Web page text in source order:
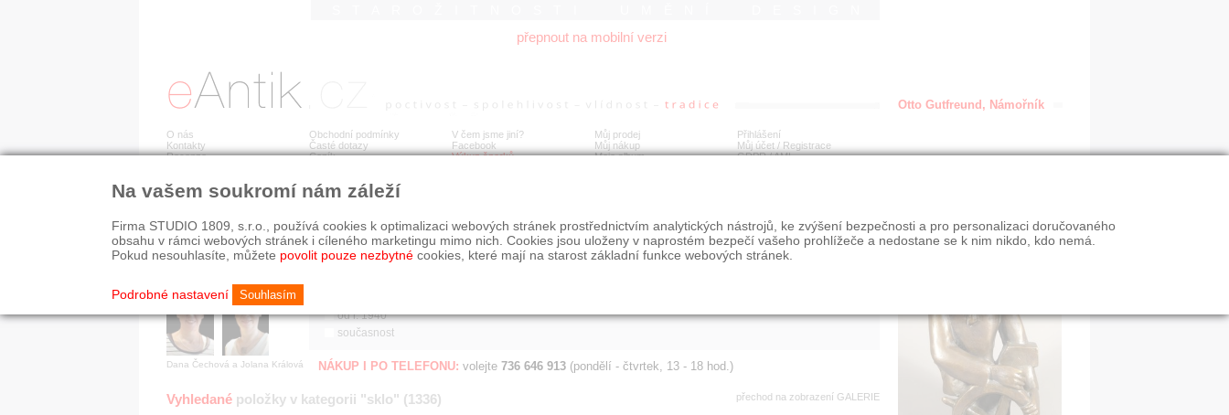
přepnout na mobilní verzi
O nás
Kontakty
Recenze
Obchodní podmínky
Časté dotazy
Ceník
V čem jsme jiní?
Facebook
Výkup šperků
Můj prodej
Můj nákup
Moje album
Přihlášení
Můj účet / Registrace
GDPR/AML
Jsme prověřená firma
Zákazníci u nás oceňují:
■ odborné zázemí
■ bezpečné prostředí
Dana Čechová a Jolana Králová
RYCHLÉ HLEDÁNÍ
HISTORICKÉ OBDOBÍ
všechno
před r. 1800
od r. 1940
současnost
STÁŘÍ NABÍDKY
všechno
jen poslední den
ŘAZENÍ
nejnovější napřed
podle cen sestupně
SLEVY
jen slevy
NÁKUP I PO TELEFONU: volejte 736 646 913 (pondělí - čtvrtek, 13 - 18 hod.)
Vyhledané položky v kategorii "sklo" (1336) přechod na zobrazení GALERIE
Otto Gutfreund, Námořník
Na vašem soukromí nám záleží
Firma STUDIO 1809, s.r.o., používá cookies k optimalizaci webových stránek prostřednictvím analytických nástrojů, ke zvýšení bezpečnosti a pro personalizaci doručovaného
obsahu v rámci webových stránek i cíleného marketingu mimo nich. Cookies jsou uloženy v naprostém bezpečí vašeho prohlížeče a nedostane se k nim nikdo, kdo nemá.
Pokud nesouhlasíte, můžete povolit pouze nezbytné cookies, které mají na starost základní funkce webových stránek.
Podrobné nastavení Souhlasím